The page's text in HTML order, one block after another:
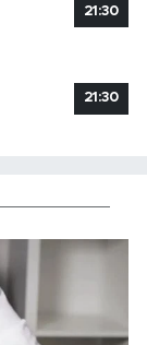
21:30
21:30